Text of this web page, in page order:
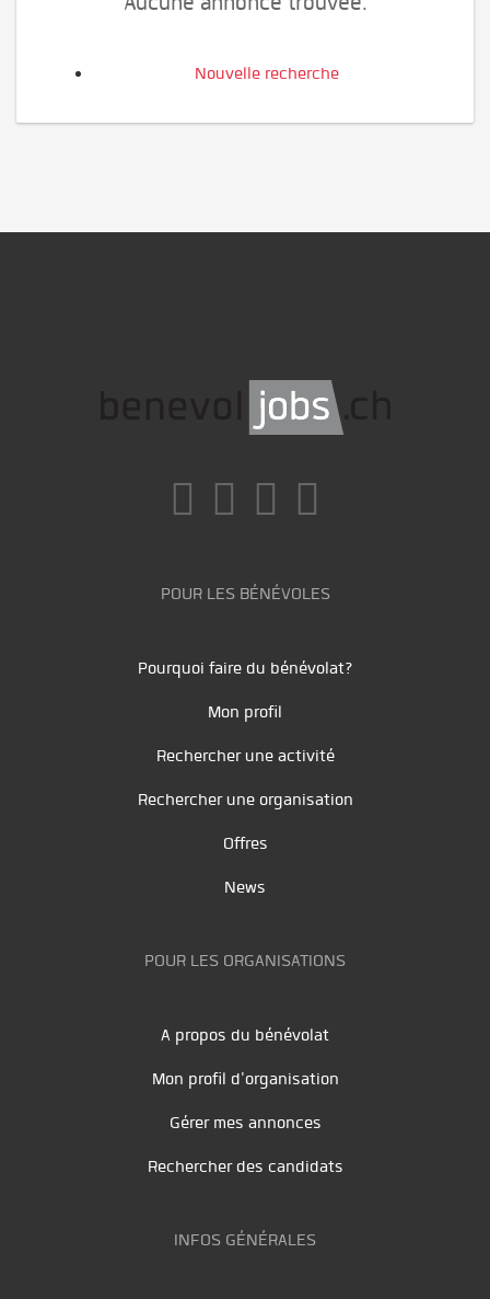
Nouvelle recherche
POUR LES BÉNÉVOLES
Pourquoi faire du bénévolat?
Mon profil
Rechercher une activité
Rechercher une organisation
Offres
News
POUR LES ORGANISATIONS
A propos du bénévolat
Mon profil d'organisation
Gérer mes annonces
Rechercher des candidats
INFOS GÉNÉRALES